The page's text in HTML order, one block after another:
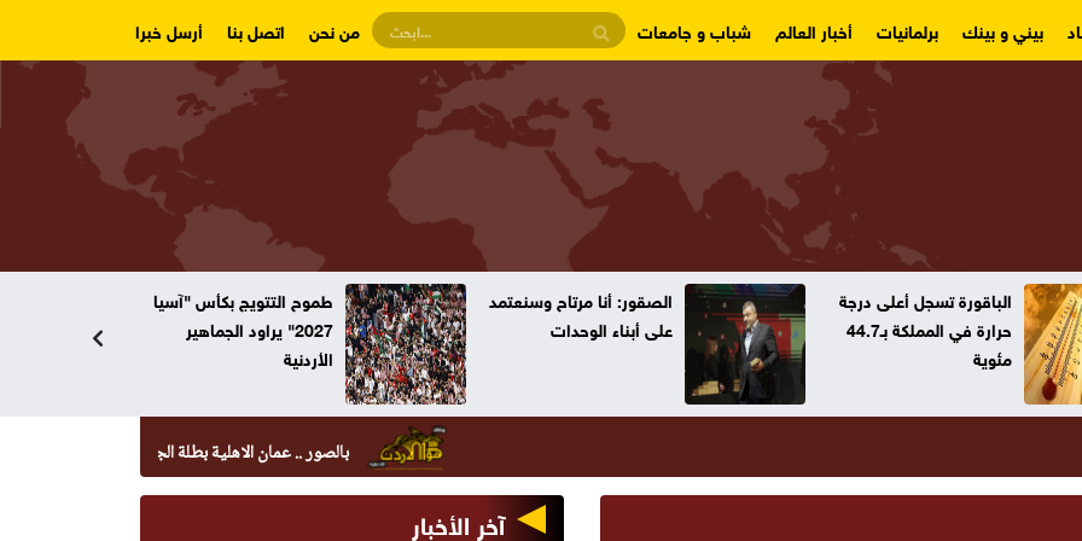
بيني و بينك برلمانيات أخبار العالم شباب و جامعات من نحن اتصل بنا أرسل خبرا
الباقورة تسجل أعلى درجة
حرارة في المملكة بـ44.7
مئوية
الصقور: أنا مرتاح وسنعتمد
على أبناء الوحدات
طموح التتويج بكأس "آسيا
2027" يراود الجماهير
الأردنية
بالصور .. عمان الاهلية بطلة الجامعات الأردنية في الكراتيه
آخر الأخبار